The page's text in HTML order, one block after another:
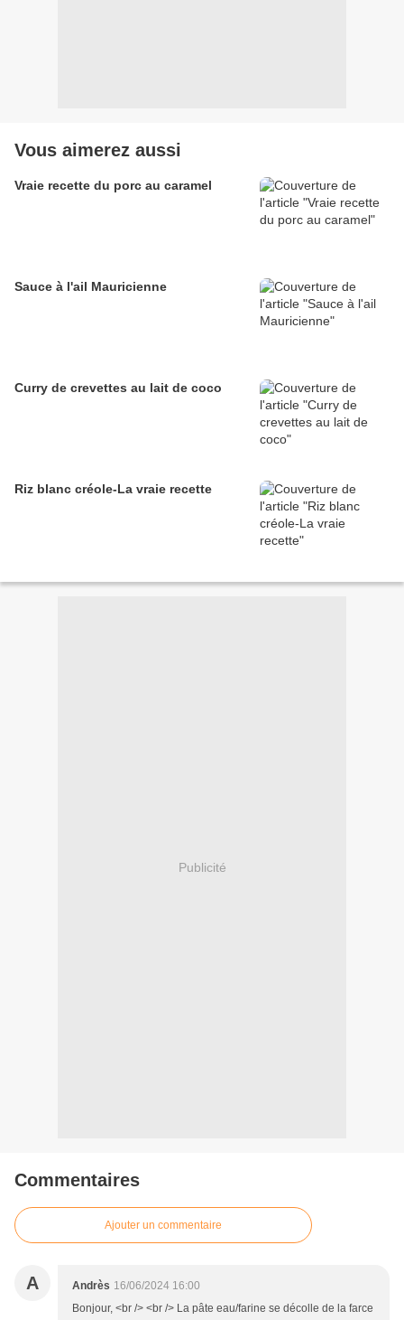
Vous aimerez aussi
Vraie recette du porc au caramel
Sauce à l'ail Mauricienne
Curry de crevettes au lait de coco
Riz blanc créole-La vraie recette
Publicité
Commentaires
Ajouter un commentaire
A Andrès 16/06/2024 16:00
Bonjour, <br /> <br /> La pâte eau/farine se décolle de la farce